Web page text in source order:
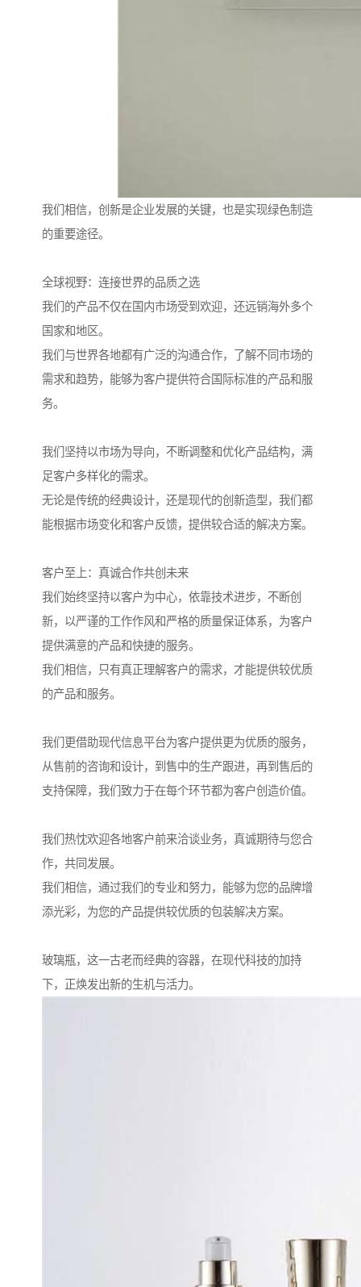
我们相信，创新是企业发展的关键，也是实现绿色制造
的重要途径。
全球视野：连接世界的品质之选
我们的产品不仅在国内市场受到欢迎，还远销海外多个
国家和地区。
我们与世界各地都有广泛的沟通合作，了解不同市场的
需求和趋势，能够为客户提供符合国际标准的产品和服
务。
我们坚持以市场为导向，不断调整和优化产品结构，满
足客户多样化的需求。
无论是传统的经典设计，还是现代的创新造型，我们都
能根据市场变化和客户反馈，提供较合适的解决方案。
客户至上：真诚合作共创未来
我们始终坚持以客户为中心，依靠技术进步，不断创
新，以严谨的工作作风和严格的质量保证体系，为客户
提供满意的产品和快捷的服务。
我们相信，只有真正理解客户的需求，才能提供较优质
的产品和服务。
我们更借助现代信息平台为客户提供更为优质的服务，
从售前的咨询和设计，到售中的生产跟进，再到售后的
支持保障，我们致力于在每个环节都为客户创造价值。
我们热忱欢迎各地客户前来洽谈业务，真诚期待与您合
作，共同发展。
我们相信，通过我们的专业和努力，能够为您的品牌增
添光彩，为您的产品提供较优质的包装解决方案。
玻璃瓶，这一古老而经典的容器，在现代科技的加持
下，正焕发出新的生机与活力。